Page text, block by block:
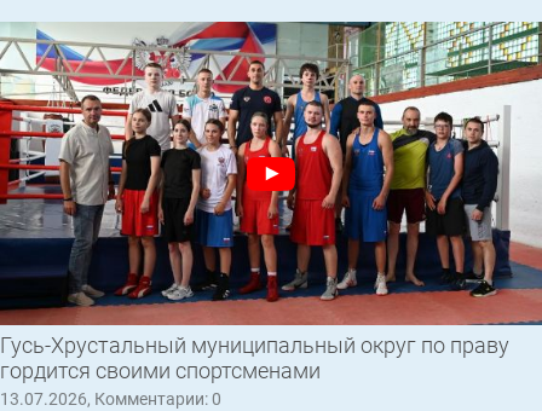
Гусь-Хрустальный муниципальный округ по праву
гордится своими спортсменами
13.07.2026, Комментарии: 0